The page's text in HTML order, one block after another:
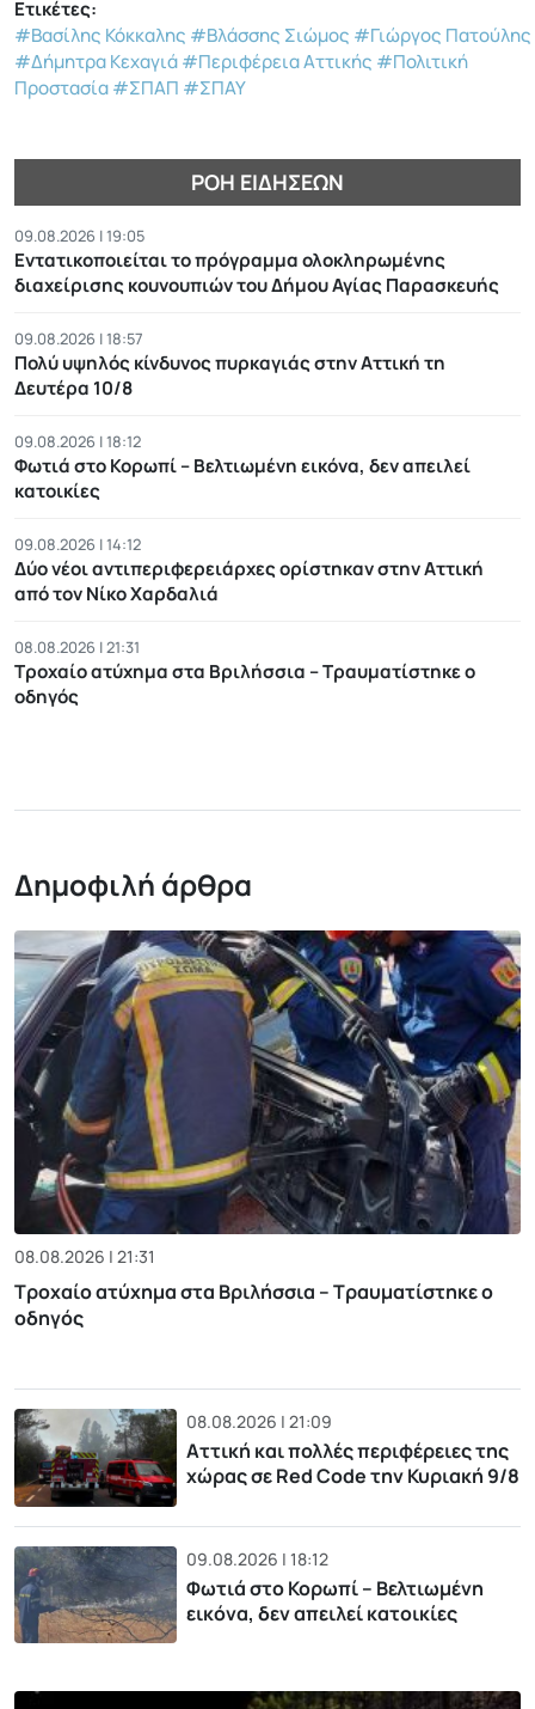
Ετικέτες:
#Βασίλης Κόκκαλης #Βλάσσης Σιώμος #Γιώργος Πατούλης
#Δήμητρα Κεχαγιά#Περιφέρεια Αττικής #Πολιτική
Προστασία#ΣΠΑΠ #ΣΠΑΥ
ΡΟΉ ΕΙΔΉΣΕΩΝ
09.08.2026 | 19:05
Εντατικοποιείται το πρόγραμμα ολοκληρωμένης
διαχείρισης κουνουπιών του Δήμου Αγίας Παρασκευής
09.08.2026 | 18:57
Πολύ υψηλός κίνδυνος πυρκαγιάς στην Αττική τη
Δευτέρα 10/8
09.08.2026 | 18:12
Φωτιά στο Κορωπί – Βελτιωμένη εικόνα, δεν απειλεί
κατοικίες
09.08.2026 | 14:12
Δύο νέοι αντιπεριφερειάρχες ορίστηκαν στην Αττική
από τον Νίκο Χαρδαλιά
08.08.2026 | 21:31
Τροχαίο ατύχημα στα Βριλήσσια – Τραυματίστηκε ο
οδηγός
Δημοφιλή άρθρα
08.08.2026 | 21:31
Τροχαίο ατύχημα στα Βριλήσσια – Τραυματίστηκε ο
οδηγός
08.08.2026 | 21:09
Αττική και πολλές περιφέρειες της
χώρας σε Red Code την Κυριακή 9/8
09.08.2026 | 18:12
Φωτιά στο Κορωπί – Βελτιωμένη
εικόνα, δεν απειλεί κατοικίες